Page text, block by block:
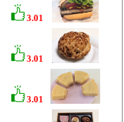
3.01
3.01
3.01